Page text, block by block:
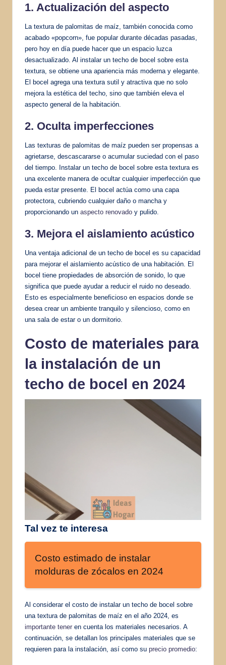
1. Actualización del aspecto
La textura de palomitas de maíz, también conocida como
acabado «popcorn», fue popular durante décadas pasadas,
pero hoy en día puede hacer que un espacio luzca
desactualizado. Al instalar un techo de bocel sobre esta
textura, se obtiene una apariencia más moderna y elegante.
El bocel agrega una textura sutil y atractiva que no solo
mejora la estética del techo, sino que también eleva el
aspecto general de la habitación.
2. Oculta imperfecciones
Las texturas de palomitas de maíz pueden ser propensas a
agrietarse, descascararse o acumular suciedad con el paso
del tiempo. Instalar un techo de bocel sobre esta textura es
una excelente manera de ocultar cualquier imperfección que
pueda estar presente. El bocel actúa como una capa
protectora, cubriendo cualquier daño o mancha y
proporcionando un aspecto renovado y pulido.
3. Mejora el aislamiento acústico
Una ventaja adicional de un techo de bocel es su capacidad
para mejorar el aislamiento acústico de una habitación. El
bocel tiene propiedades de absorción de sonido, lo que
significa que puede ayudar a reducir el ruido no deseado.
Esto es especialmente beneficioso en espacios donde se
desea crear un ambiente tranquilo y silencioso, como en
una sala de estar o un dormitorio.
Costo de materiales para
la instalación de un
techo de bocel en 2024
Tal vez te interesa
Costo estimado de instalar
molduras de zócalos en 2024
Al considerar el costo de instalar un techo de bocel sobre
una textura de palomitas de maíz en el año 2024, es
importante tener en cuenta los materiales necesarios. A
continuación, se detallan los principales materiales que se
requieren para la instalación, así como su precio promedio: